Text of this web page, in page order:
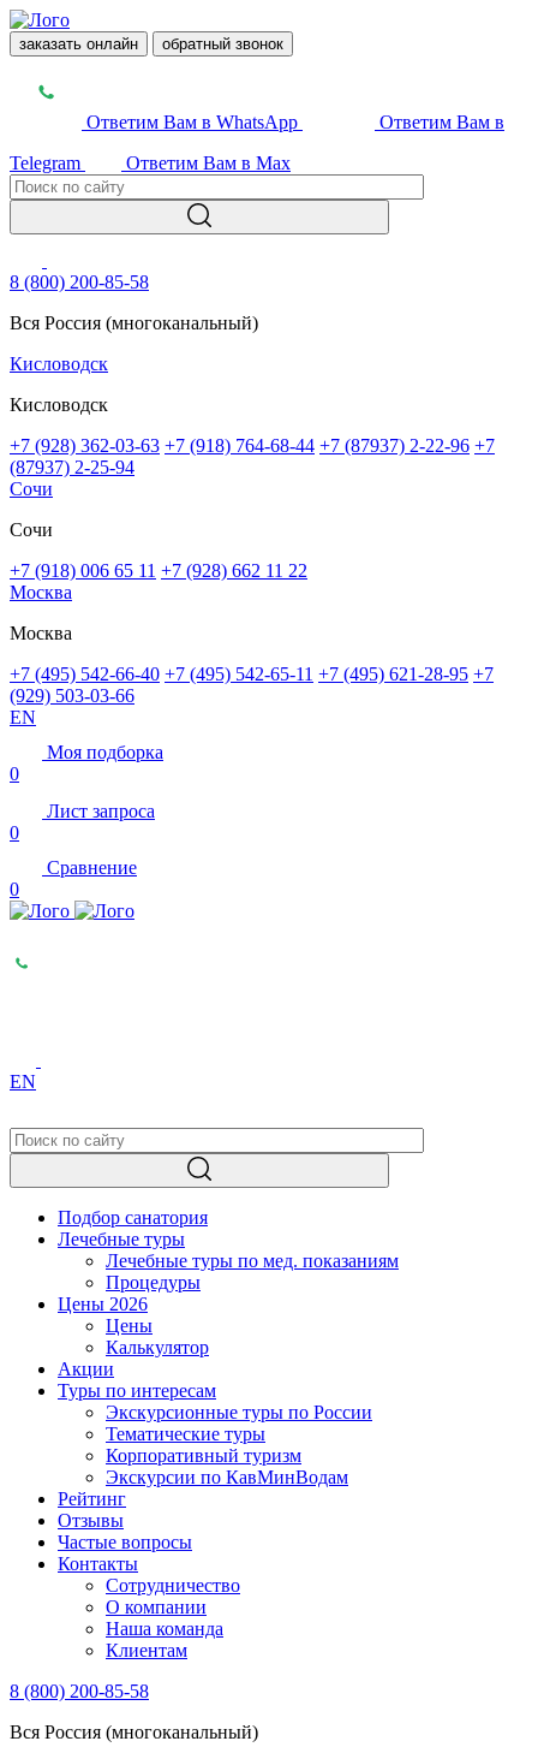
заказать онлайн обратный звонок
Ответим Вам в WhatsApp
Ответим Вам в
Telegram
Ответим Вам в Max
8 (800) 200-85-58
Вся Россия (многоканальный)
Кисловодск
Кисловодск
+7 (928) 362-03-63 +7 (918) 764-68-44 +7 (87937) 2-22-96 +7
(87937) 2-25-94
Сочи
Сочи
+7 (918) 006 65 11 +7 (928) 662 11 22
Москва
Москва
+7 (495) 542-66-40 +7 (495) 542-65-11 +7 (495) 621-28-95 +7
(929) 503-03-66
EN
Моя подборка
0
Лист запроса
0
Сравнение
0
EN
Подбор санатория
Лечебные туры
Лечебные туры по мед. показаниям
Процедуры
Цены 2026
Цены
Калькулятор
Акции
Туры по интересам
Экскурсионные туры по России
Тематические туры
Корпоративный туризм
Экскурсии по КавМинВодам
Рейтинг
Отзывы
Частые вопросы
Контакты
Сотрудничество
О компании
Наша команда
Клиентам
8 (800) 200-85-58
Вся Россия (многоканальный)